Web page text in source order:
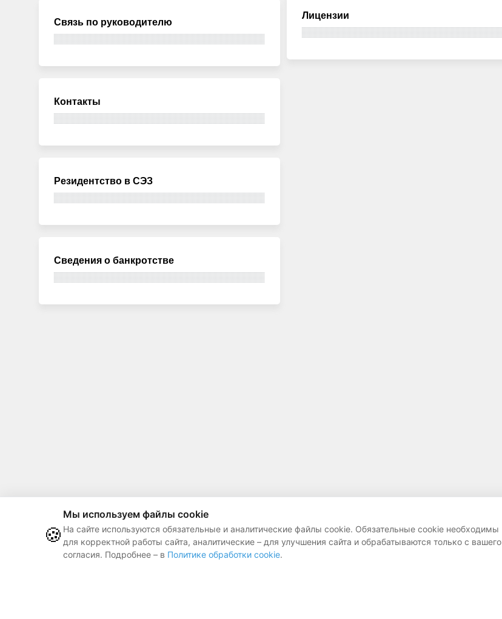
Связь по руководителю
Контакты
Резидентство в СЭЗ
Сведения о банкротстве
Лицензии
🍪
Мы используем файлы cookie
На сайте используются обязательные и аналитические файлы cookie. Обязательные cookie необходимы
для корректной работы сайта, аналитические – для улучшения сайта и обрабатываются только с вашего
согласия. Подробнее – в Политике обработки cookie.